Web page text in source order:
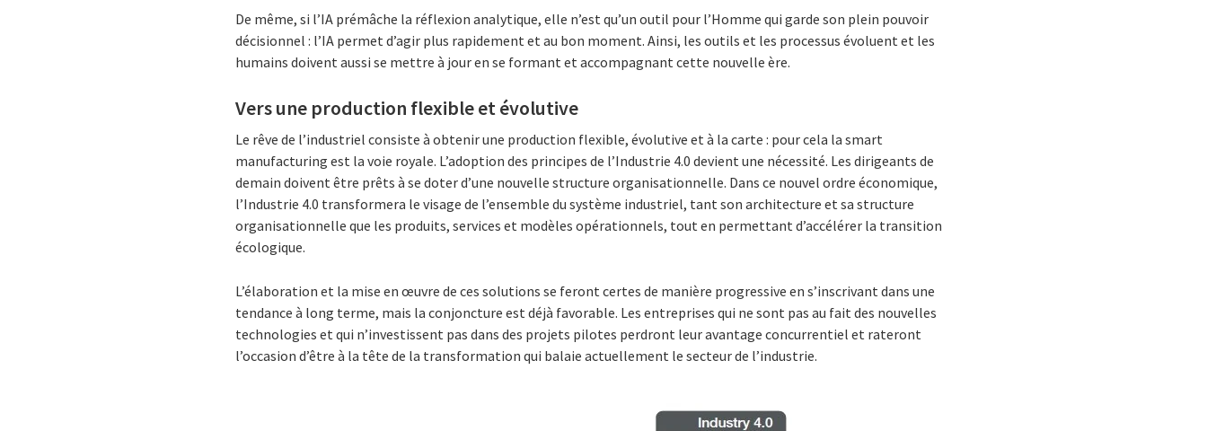
De même, si l’IA prémâche la réflexion analytique, elle n’est qu’un outil pour l’Homme qui garde son plein pouvoir
décisionnel : l’IA permet d’agir plus rapidement et au bon moment. Ainsi, les outils et les processus évoluent et les
humains doivent aussi se mettre à jour en se formant et accompagnant cette nouvelle ère.
Vers une production flexible et évolutive
Le rêve de l’industriel consiste à obtenir une production flexible, évolutive et à la carte : pour cela la smart
manufacturing est la voie royale. L’adoption des principes de l’Industrie 4.0 devient une nécessité. Les dirigeants de
demain doivent être prêts à se doter d’une nouvelle structure organisationnelle. Dans ce nouvel ordre économique,
l’Industrie 4.0 transformera le visage de l’ensemble du système industriel, tant son architecture et sa structure
organisationnelle que les produits, services et modèles opérationnels, tout en permettant d’accélérer la transition
écologique.
L’élaboration et la mise en œuvre de ces solutions se feront certes de manière progressive en s’inscrivant dans une
tendance à long terme, mais la conjoncture est déjà favorable. Les entreprises qui ne sont pas au fait des nouvelles
technologies et qui n’investissent pas dans des projets pilotes perdront leur avantage concurrentiel et rateront
l’occasion d’être à la tête de la transformation qui balaie actuellement le secteur de l’industrie.